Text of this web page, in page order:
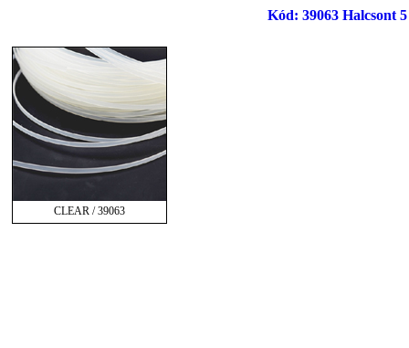
Kód: 39063 Halcsont
CLEAR / 39063